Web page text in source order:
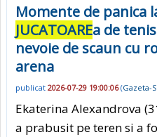
Momente de panica
JUCATOAREa de
nevoie de scaun cu
arena
publicat 2026-07-29 19:00:06(Gazeta-
Ekaterina Alexandrova
a prabusit pe teren si a